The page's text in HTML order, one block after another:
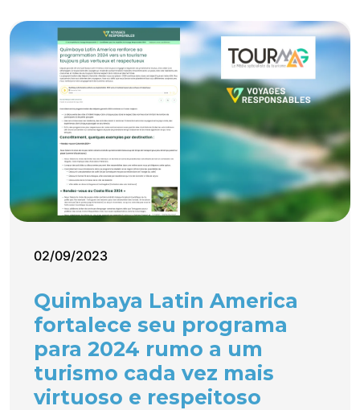
02/09/2023
Quimbaya Latin America
fortalece seu programa
para 2024 rumo a um
turismo cada vez mais
virtuoso e respeitoso